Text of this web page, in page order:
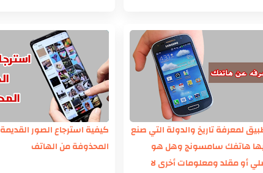
لمعرفة تاريخ والدولة التي صنع
هاتفك سامسونج وهل هو
أو مقلد ومعلومات أخرى لا
كيفية استرجاع الصور القديمة
المحذوفة من الهاتف